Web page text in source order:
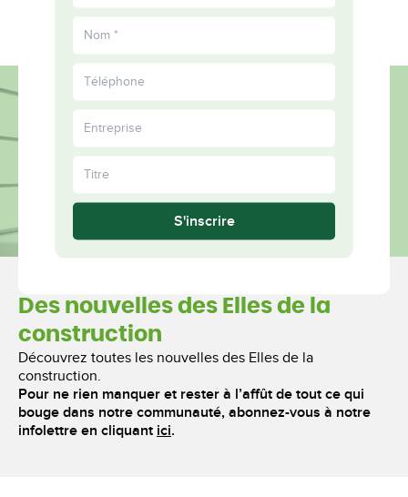
S'inscrire
Plus informés
ensemble
Des nouvelles des Elles de la
construction
Découvrez toutes les nouvelles des Elles de la
construction.
Pour ne rien manquer et rester à l’affût de tout ce qui
bouge dans notre communauté, abonnez-vous à notre
infolettre en cliquant ici.